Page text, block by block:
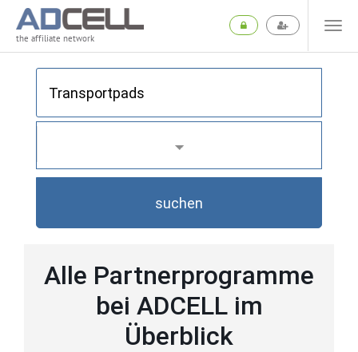
the affiliate network
suchen
Alle Partnerprogramme
bei ADCELL im
Überblick